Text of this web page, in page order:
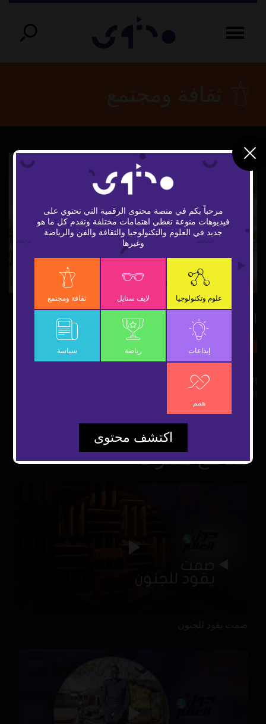
Play
Videoالأذان من جديد في العين
ثقافة ومجتمع
الأذان من قلب التراث الإماراتي يرتفع مجدداً من مسجد قلعة
مقاطع مقترحة
صمت يقود للجنون
مرحباً بكم في منصة محتوى الرقمية التي تحتوي على
فيديوهات منوعة تغطي اهتمامات مختلفة وتقدم كل ما هو
جديد في العلوم والتكنولوجيا والثقافة والفن والرياضة
وغيرها
علوم وتكنولوجيا لايف ستايل ثقافة ومجتمع
إبداعات رياضة سياسة
همم
اكتشف محتوى